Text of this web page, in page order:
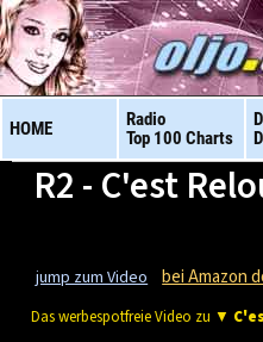
HOME
Radio
Top 100 Charts
R2 - C'est
jump zum Video bei Amazon
Das werbespotfreie Video zu ▼